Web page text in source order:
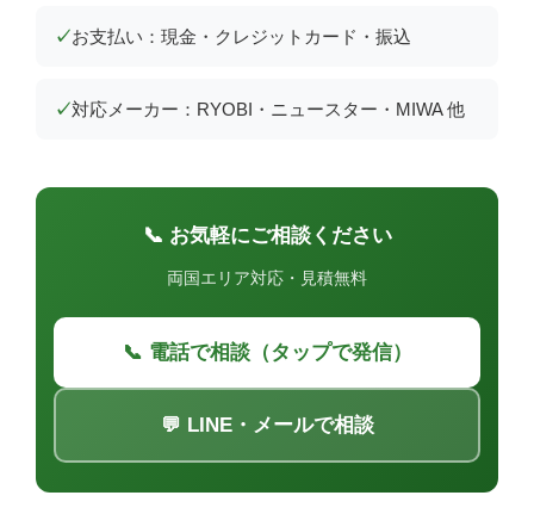
お支払い：現金・クレジットカード・振込
対応メーカー：RYOBI・ニュースター・MIWA 他
📞 お気軽にご相談ください
両国エリア対応・見積無料
📞 電話で相談（タップで発信）
💬 LINE・メールで相談